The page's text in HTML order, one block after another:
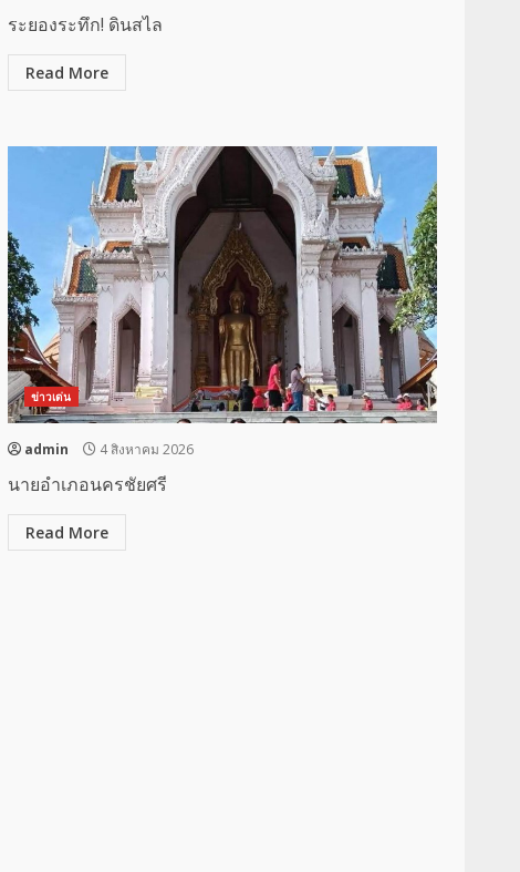
ระยองระทึก! ดินสไล
Read More
ข่าวเด่น
admin 4 สิงหาคม 2026
นายอำเภอนครชัยศรี
Read More